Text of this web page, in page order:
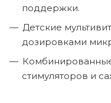
поддержки.
Детские
дозировками
стимуляторов и